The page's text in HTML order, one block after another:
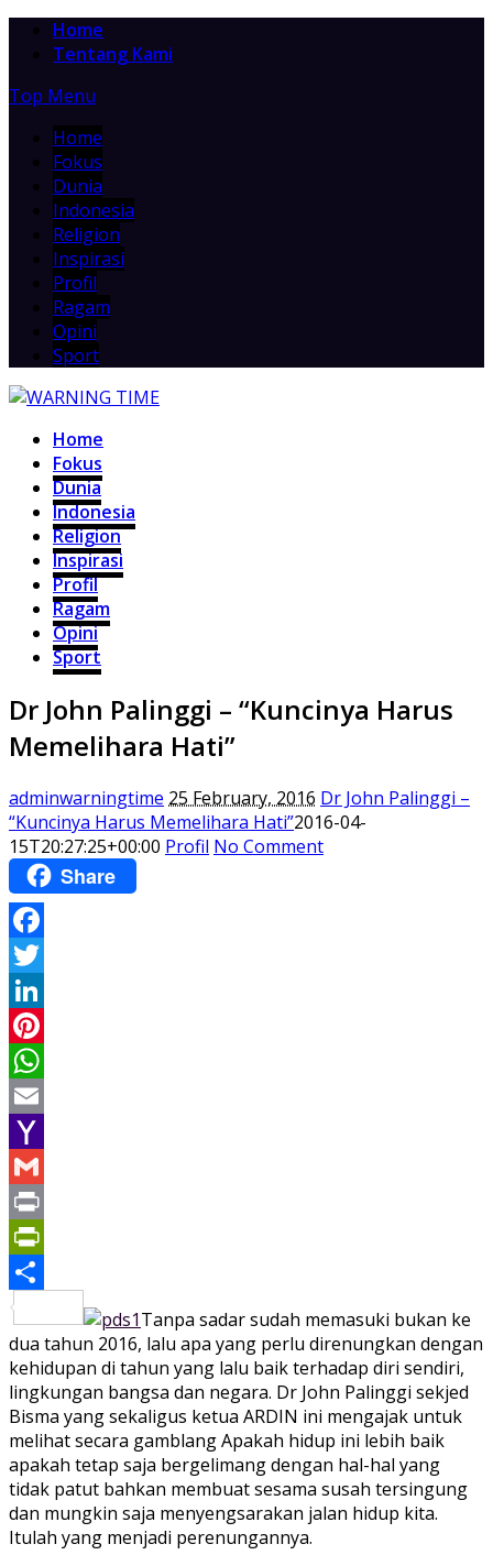
Home
Tentang Kami
Top Menu
Home
Fokus
Dunia
Indonesia
Religion
Inspirasi
Profil
Ragam
Opini
Sport
Home
Fokus
Dunia
Indonesia
Religion
Inspirasi
Profil
Ragam
Opini
Sport
Dr John Palinggi – “Kuncinya Harus
Memelihara Hati”
adminwarningtime 25 February, 2016 Dr John Palinggi –
“Kuncinya Harus Memelihara Hati”2016-04-
15T20:27:25+00:00 Profil No Comment
Share
Facebook
Twitter
LinkedIn
Pinterest
WhatsApp
Email
Yahoo
Mail
Gmail
Print
PrintFriendly
Share
Tanpa sadar sudah memasuki bukan ke
dua tahun 2016, lalu apa yang perlu direnungkan dengan
kehidupan di tahun yang lalu baik terhadap diri sendiri,
lingkungan bangsa dan negara. Dr John Palinggi sekjed
Bisma yang sekaligus ketua ARDIN ini mengajak untuk
melihat secara gamblang Apakah hidup ini lebih baik
apakah tetap saja bergelimang dengan hal-hal yang
tidak patut bahkan membuat sesama susah tersingung
dan mungkin saja menyengsarakan jalan hidup kita.
Itulah yang menjadi perenungannya.